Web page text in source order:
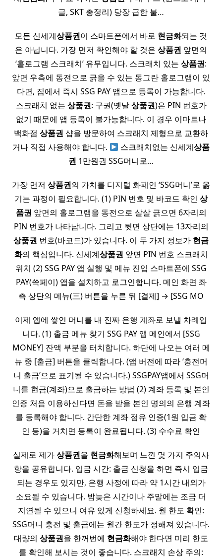
글, SKT 총정리) 당장 급한 불…
모든 신세계상품권이 스마트폰에서 바로 현금화되는 것
은 아닙니다. 가장 먼저 확인해야 할 것은 상품권 앞면의
‘홀로그램 스크래치’ 유무입니다. 스크래치 있는 상품권:
앞면 우측에 동전으로 긁을 수 있는 동그란 홀로그램이 있
다면, 집에서 즉시 SSG PAY 앱으로 등록이 가능합니다.
스크래치 없는 상품권: 구권(옛날상품권)은 PIN 번호가
없기 때문에 앱 등록이 불가능합니다. 이 경우 이마트나
백화점 상품권 샵을 방문하여 스크래치 제형으로 교환하
거나 직접 사용해야 합니다.
스크래치없는 신세계상품
권 1만원권 SSG머니로…
가장 먼저 상품권의 가치를 디지털 화폐인 ‘SSG머니’로 옮
기는 과정이 필요합니다. (1) PIN 번호 및 바코드 확인 상
품권 앞면의 홀로그램을 동전으로 살살 긁으면 6자리의
PIN 번호가 나타납니다. 그리고 뒷면 상단에는 13자리의
상품권 번호(바코드)가 있습니다. 이 두 가지 정보가 현금
화의 핵심입니다. 신세계상품권 앞면 PIN 번호 스크래치
위치 (2) SSG PAY 앱 실행 및 메뉴 진입 스마트폰에 SSG
PAY(쓱페이) 앱을 설치하고 로그인합니다. 메인 화면 좌
측 상단의 메뉴(三) 버튼을 누른 뒤 [결제] → [SSG MO
이제 앱에 쌓인 머니를 내 진짜 은행 계좌로 보낼 차례입
니다. (1) 출금 메뉴 찾기 SSG PAY 앱 메인에서 [SSG
MONEY] 잔액 부분을 터치합니다. 하단에 나오는 여러 메
뉴 중 [출금] 버튼을 클릭합니다. (앱 버전에 따라 ‘충전머
니 출금’으로 표기될 수 있습니다.) SSGPAY앱에서 SSG머
니를 현금(계좌)으로 출금하는 방법 (2) 계좌 등록 및 본인
인증 처음 이용하신다면 돈을 받을 본인 명의의 은행 계좌
를 등록해야 합니다. 간단한 계좌 점유 인증(1원 입금 확
인 등)을 거치면 등록이 완료됩니다. (3) 수수료 확인
실제로 제가상품권을 현금화해보며 느낀 몇 가지 주의사
항을 공유합니다. 입금 시간: 출금 신청을 하면 즉시 입금
되는 경우도 있지만, 은행 사정에 따라 약 1시간 내외가
소요될 수 있습니다. 밤늦은 시간이나 주말에는 조금 더
지연될 수 있으니 여유 있게 신청하세요. 월 한도 확인:
SSG머니 충전 및 출금에는 월간 한도가 정해져 있습니다.
대량의 상품권을 한꺼번에 현금화해야 한다면 미리 한도
를 확인해 보시는 것이 좋습니다. 스크래치 손상 주의: